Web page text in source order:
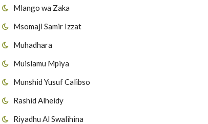
Mlango wa Zaka
Msomaji Samir Izzat
Muhadhara
Muislamu Mpiya
Munshid Yusuf Calibso
Rashid Alheidy
Riyadhu Al Swalihina